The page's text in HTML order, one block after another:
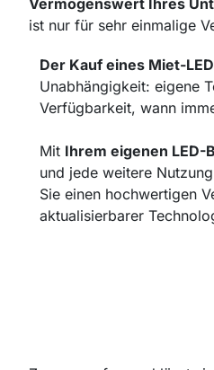
Vermögenswert Ihres
ist nur für sehr einmalige
Der Kauf eines Miet-
Unabhängigkeit: eigene
Verfügbarkeit, wann
Mit Ihrem eigenen LED-
und jede weitere
Sie einen hochwertigen
aktualisierbarer